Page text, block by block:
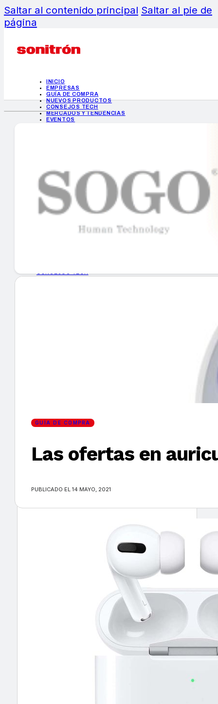
Saltar al contenido principal Saltar al pie de
página
INICIO
EMPRESAS
GUÍA DE COMPRA
NUEVOS PRODUCTOS
CONSEJOS TECH
MERCADOS Y TENDENCIAS
EVENTOS
INICIO
EMPRESAS
GUÍA DE COMPRA
GUÍA DE COMPRA
Las ofertas en
PUBLICADO EL 14 MAYO, 2021